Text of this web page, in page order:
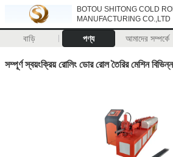
BOTOU SHITONG COLD
MANUFACTURING CO.,LTD
বাড়ি পণ্য আমাদের সম্পর্কে
সম্পূর্ণ স্বয়ংক্রিয় রোলিং ডোর রোল তৈরির মেশিন